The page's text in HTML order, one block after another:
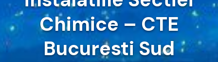
Chimice – CTE
Bucuresti Sud